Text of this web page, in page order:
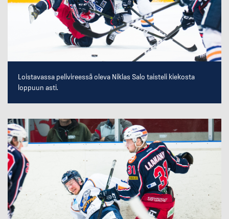
Loistavassa pelivireessä oleva Niklas Salo taisteli kiekosta
loppuun asti.